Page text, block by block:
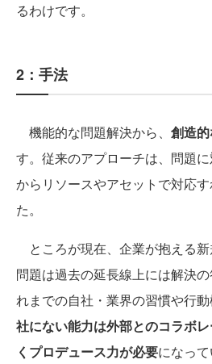
るわけです。
2：手法
機能的な問題解決から、 創造
す。従来のアプローチは、問題
からリソースやアセットで対応
た。
ところが現在、企業が抱える
問題は過去の延長線上には解決
れまでの自社・業界の習慣や行動
社にない能力は外部とのコラボ
くプロデュース力が必要になっ